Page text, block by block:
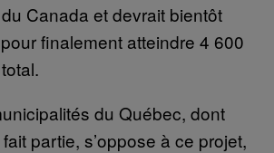
Canada et devrait bientôt
finalement atteindre 4 600
du Québec, dont
partie, s’oppose à ce projet,